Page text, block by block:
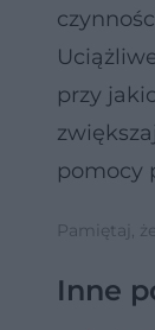
przy
pomocy
Pamiętaj,
Inne